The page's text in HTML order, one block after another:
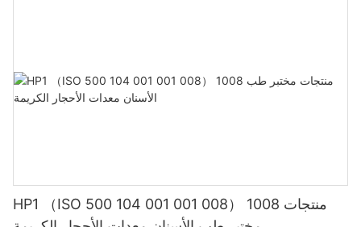
HP1 （ISO 500 104 001 001 008） 1008 منتجات